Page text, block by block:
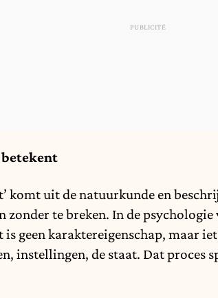
komt uit de natuurkunde en
zonder te breken. In de
geen karaktereigenschap, maar
instellingen, de staat. Dat proces